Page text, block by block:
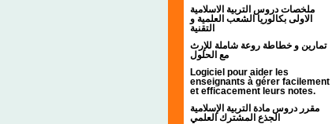
ملخصات دروس التربية الاسلامية
الاولى بكالوريا الشعب العلمية و
التقنية
تمارين و خطاطة روعة شاملة للإرث
مع الحلول
Logiciel pour aider les
enseignants à gérer facilement
et efficacement leurs notes.
مقرر دروس مادة التربية الإسلامية
الجذع المشترك العلمي